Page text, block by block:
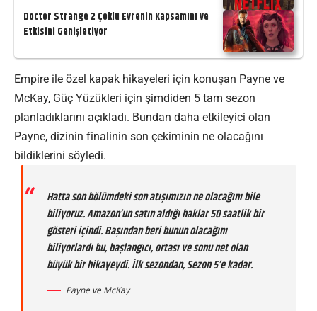
Doctor Strange 2 Çoklu Evrenin Kapsamını ve
Etkisini Genişletiyor
Empire ile özel kapak hikayeleri için konuşan Payne ve
McKay, Güç Yüzükleri için şimdiden 5 tam sezon
planladıklarını açıkladı. Bundan daha etkileyici olan
Payne, dizinin finalinin son çekiminin ne olacağını
bildiklerini söyledi.
Hatta son bölümdeki son atışımızın ne olacağını bile
biliyoruz. Amazon’un satın aldığı haklar 50 saatlik bir
gösteri içindi. Başından beri bunun olacağını
biliyorlardı bu, başlangıcı, ortası ve sonu net olan
büyük bir hikayeydi. İlk sezondan, Sezon 5’e kadar.
Payne ve McKay